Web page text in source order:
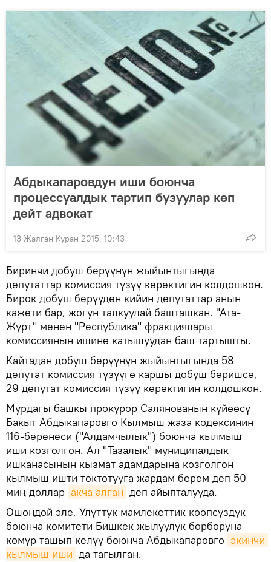
Абдыкапаровдун иши боюнча
процессуалдык тартип бузуулар көп
дейт адвокат
13 Жалган Куран 2015, 10:43
Биринчи добуш берүүнүн жыйынтыгында
депутаттар комиссия түзүү керектигин колдошкон.
Бирок добуш берүүдөн кийин депутаттар анын
кажети бар, жогун талкуулай башташкан. "Ата-
Журт" менен "Республика" фракциялары
комиссиянын ишине катышуудан баш тартышты.
Кайтадан добуш берүүнүн жыйынтыгында 58
депутат комиссия түзүүгө каршы добуш беришсе,
29 депутат комиссия түзүү керектигин колдошкон.
Мурдагы башкы прокурор Салянованын күйөөсү
Бакыт Абдыкапаровго Кылмыш жаза кодексинин
116-беренеси ("Алдамчылык") боюнча кылмыш
иши козголгон. Ал "Тазалык" муниципалдык
ишканасынын кызмат адамдарына козголгон
кылмыш ишти токтотууга жардам берем деп 50
миң доллар акча алган деп айыпталууда.
Ошондой эле, Улуттук мамлекеттик коопсуздук
боюнча комитети Бишкек жылуулук борборуна
көмүр ташып келүү боюнча Абдыкапаровго экинчи
кылмыш иши да тагылган.